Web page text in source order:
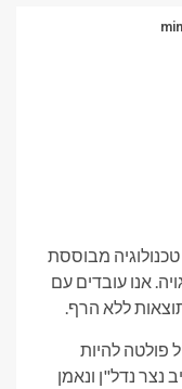
מבוססת
אנו עובדים עם
ללא הרף.
פולטה להיות
נצר נדל"ן ונאמן